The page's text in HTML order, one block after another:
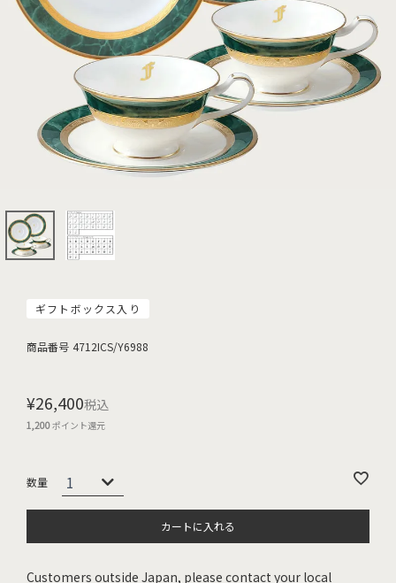
ギフトボックス入り
商品番号 4712ICS/Y6988
¥26,400税込
1,200ポイント還元
カートに入れる
Customers outside Japan, please contact your local